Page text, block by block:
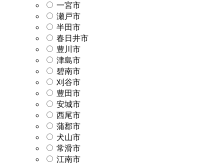
一宮市
瀬戸市
半田市
春日井市
豊川市
津島市
碧南市
刈谷市
豊田市
安城市
西尾市
蒲郡市
犬山市
常滑市
江南市